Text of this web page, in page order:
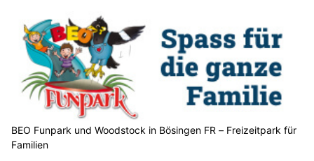
BEO Funpark und Woodstock in Bösingen FR – Freizeitpark für
Familien